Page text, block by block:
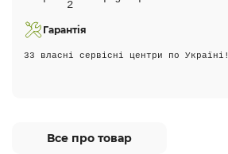
Гарантія
33 власні сервісні центри по Україні!
Все про товар